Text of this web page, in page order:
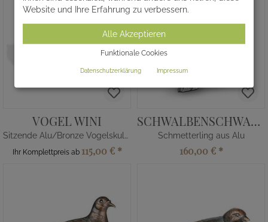
VOGEL WINI
Sitzende Alu/Bronze Vogelskulptur
Ihr Komplettpreis ab 115,00 € *
SCHWALBENSCHWANZ FERO
Schmetterling aus Alu
160,00 € *
Website und Ihre Erfahrung zu verbessern.
Alle Akzeptieren
Funktionale Cookies
Datenschutzerklärung Impressum